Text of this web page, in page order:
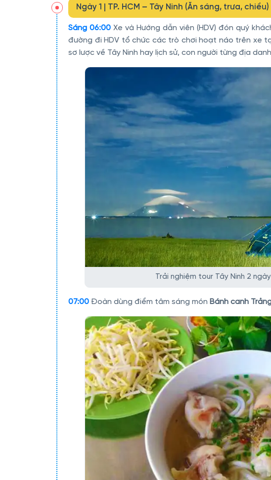
Ngày 1 | TP. HCM – Tây Ninh (Ăn sáng, trưa, chiều)
Sáng 06:00 Xe và Hướng dẫn viên (HDV) đón quý
đường đi HDV tổ chức các trò chơi hoạt náo trên xe
sơ lược về Tây Ninh hay lịch sử, con người từng địa
Trải nghiệm tour Tây Ninh 2
07:00 Đoàn dùng điểm tâm sáng món Bánh canh